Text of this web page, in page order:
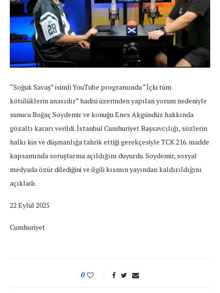
“Soğuk Savaş” isimli YouTube programında “İçki tüm
kötülüklerin anasıdır” hadisi üzerinden yapılan yorum nedeniyle
sunucu Boğaç Soydemir ve konuğu Enes Akgündüz hakkında
gözaltı kararı verildi. İstanbul Cumhuriyet Başsavcılığı, sözlerin
halkı kin ve düşmanlığa tahrik ettiği gerekçesiyle TCK 216. madde
kapsamında soruşturma açıldığını duyurdu. Soydemir, sosyal
medyada özür dilediğini ve ilgili kısmın yayından kaldırıldığını
açıkladı.
22 Eylül 2025
Cumhuriyet
0